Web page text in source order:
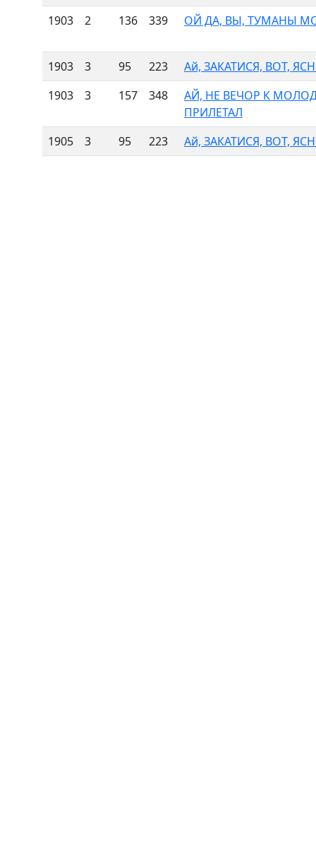
1903
2 136 339 ОЙ ДА, ВЫ, ТУМАНЫ
1903 3 95 223
Ай, ЗАКАТИСЯ, ВОТ,
1903
3 157 348
АЙ, НЕ ВЕЧОР К
ПРИЛЕТАЛ
1905
3 95 223 Ай, ЗАКАТИСЯ, ВОТ,